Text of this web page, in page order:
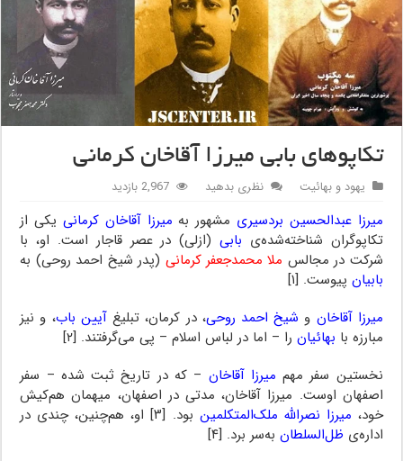
تکاپوهای بابی میرزا آقاخان کرمانی
یهود و بهائیت نظری بدهید 2,967 بازدید
میرزا عبدالحسین بردسیری مشهور به میرزا آقاخان کرمانی یکی از
تکاپوگران شناخته‌شده‌ی بابی(ازلی) در عصر قاجار است. او، با
شرکت در مجالس ملا محمدجعفر کرمانی (پدر شیخ احمد روحی) به
بابیان پیوست. [۱]
میرزا آقاخان و شیخ احمد روحی، در کرمان، تبلیغآیین باب، و نیز
مبارزه با بهائیان را – اما در لباس اسلام – پی می‌گرفتند. [۲]
نخستین سفر مهم میرزا آقاخان – که در تاریخ ثبت شده – سفر
اصفهان اوست. میرزا آقاخان، مدتی در اصفهان، میهمان هم‌کیش
خود، میرزا نصرالله ملک‌المتکلمین
بود. [۳] او، هم‌چنین، چندی در
اداره‌ی ظل‌السلطان به‌سر برد. [۴]